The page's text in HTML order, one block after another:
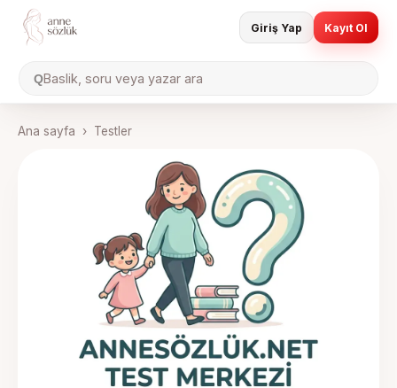
QBaslik, soru veya yazar ara
Giriş Yap Kayıt Ol
Ana sayfa › Testler